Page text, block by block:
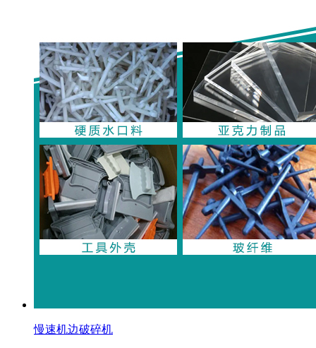
慢速机边破碎机